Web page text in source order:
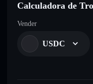
Calculadora de
Vender
USDC